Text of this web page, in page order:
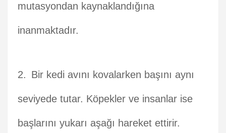
mutasyondan kaynaklandığına
inanmaktadır.
Bir kedi avını kovalarken başını aynı
seviyede tutar. Köpekler ve insanlar ise
başlarını yukarı aşağı hareket ettirir.